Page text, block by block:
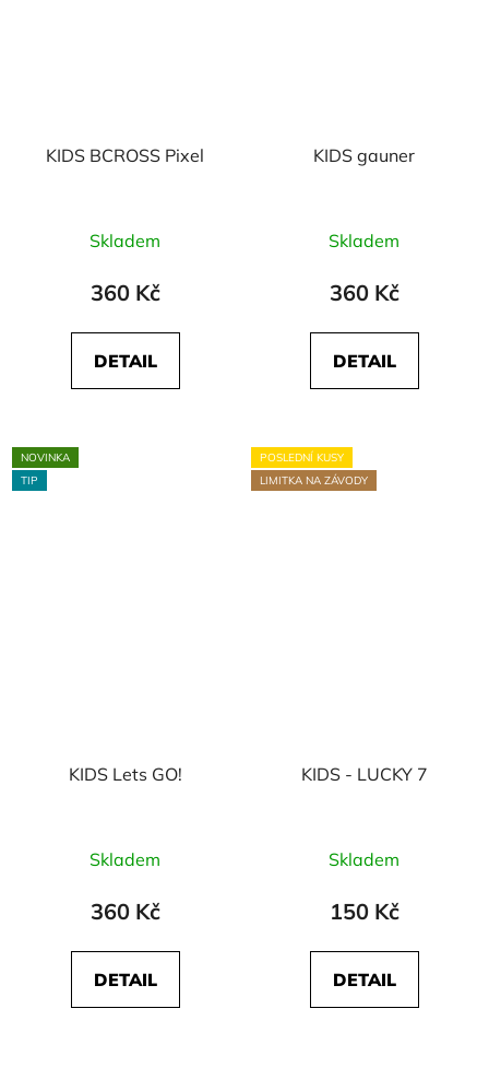
KIDS BCROSS Pixel
Skladem
360 Kč
DETAIL
KIDS gauner
Skladem
360 Kč
DETAIL
NOVINKA
TIP
KIDS Lets GO!
Skladem
360 Kč
DETAIL
POSLEDNÍ KUSY
LIMITKA NA ZÁVODY
KIDS - LUCKY 7
Skladem
150 Kč
DETAIL